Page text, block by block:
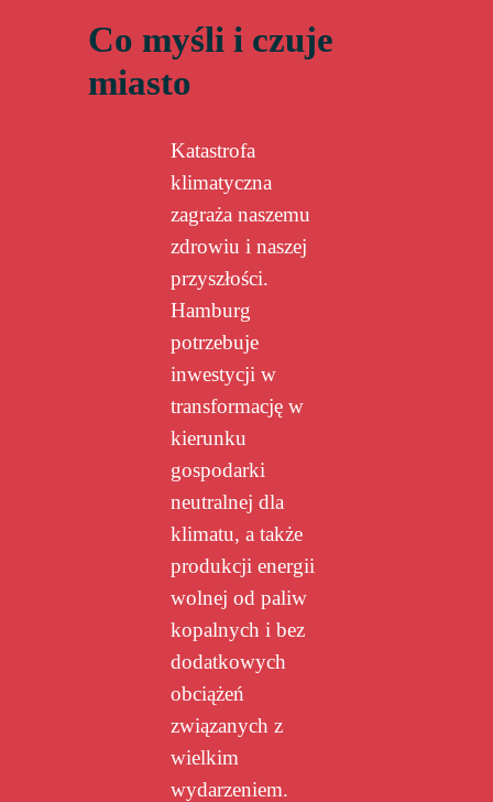
Co myśli i czuje
miasto
Katastrofa
klimatyczna
zagraża naszemu
zdrowiu i naszej
przyszłości.
Hamburg
potrzebuje
inwestycji w
transformację w
kierunku
gospodarki
neutralnej dla
klimatu, a także
produkcji energii
wolnej od paliw
kopalnych i bez
dodatkowych
obciążeń
związanych z
wielkim
wydarzeniem.